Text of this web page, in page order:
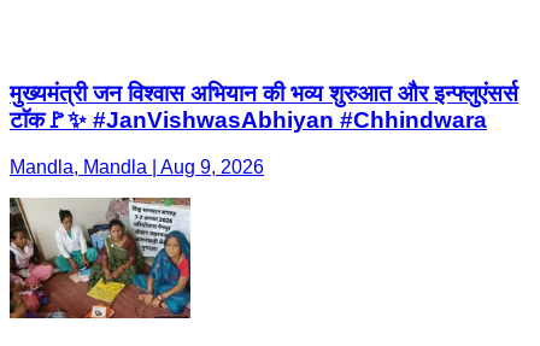
मुख्यमंत्री जन विश्वास अभियान की भव्य शुरुआत और इन्फ्लुएंसर्स
टाॅक🚩✨​ #JanVishwasAbhiyan #Chhindwara
Mandla, Mandla | Aug 9, 2026